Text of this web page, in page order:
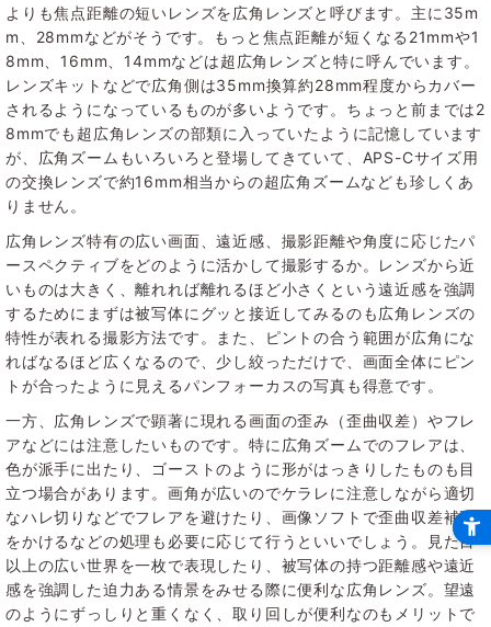
よりも焦点距離の短いレンズを広角レンズと呼びます。主に35m
m、28mmなどがそうです。もっと焦点距離が短くなる21mmや1
8mm、16mm、14mmなどは超広角レンズと特に呼んでいます。
レンズキットなどで広角側は35mm換算約28mm程度からカバー
されるようになっているものが多いようです。ちょっと前までは2
8mmでも超広角レンズの部類に入っていたように記憶しています
が、広角ズームもいろいろと登場してきていて、APS-Cサイズ用
の交換レンズで約16mm相当からの超広角ズームなども珍しくあ
りません。
広角レンズ特有の広い画面、遠近感、撮影距離や角度に応じたパ
ースペクティブをどのように活かして撮影するか。レンズから近
いものは大きく、離れれば離れるほど小さくという遠近感を強調
するためにまずは被写体にグッと接近してみるのも広角レンズの
特性が表れる撮影方法です。また、ピントの合う範囲が広角にな
ればなるほど広くなるので、少し絞っただけで、画面全体にピン
トが合ったように見えるパンフォーカスの写真も得意です。
一方、広角レンズで顕著に現れる画面の歪み（歪曲収差）やフレ
アなどには注意したいものです。特に広角ズームでのフレアは、
色が派手に出たり、ゴーストのように形がはっきりしたものも目
立つ場合があります。画角が広いのでケラレに注意しながら適切
なハレ切りなどでフレアを避けたり、画像ソフトで歪曲収差補正
をかけるなどの処理も必要に応じて行うといいでしょう。見た目
以上の広い世界を一枚で表現したり、被写体の持つ距離感や遠近
感を強調した迫力ある情景をみせる際に便利な広角レンズ。望遠
のようにずっしりと重くなく、取り回しが便利なのもメリットで